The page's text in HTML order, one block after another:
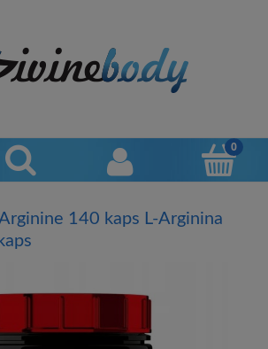
140 kaps L-Arginina